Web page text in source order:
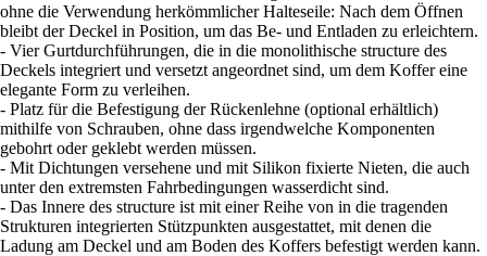
ohne die Verwendung herkömmlicher Halteseile: Nach dem Öffnen
bleibt der Deckel in Position, um das Be- und Entladen zu erleichtern.
- Vier Gurtdurchführungen, die in die monolithische structure des
Deckels integriert und versetzt angeordnet sind, um dem Koffer eine
elegante Form zu verleihen.
- Platz für die Befestigung der Rückenlehne (optional erhältlich)
mithilfe von Schrauben, ohne dass irgendwelche Komponenten
gebohrt oder geklebt werden müssen.
- Mit Dichtungen versehene und mit Silikon fixierte Nieten, die auch
unter den extremsten Fahrbedingungen wasserdicht sind.
- Das Innere des structure ist mit einer Reihe von in die tragenden
Strukturen integrierten Stützpunkten ausgestattet, mit denen die
Ladung am Deckel und am Boden des Koffers befestigt werden kann.